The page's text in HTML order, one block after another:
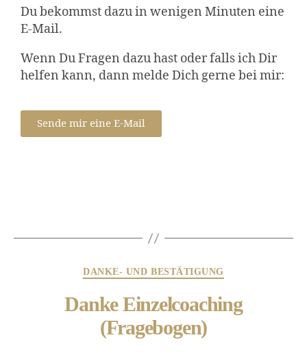
Du bekommst dazu in wenigen Minuten eine
E-Mail.
Wenn Du Fragen dazu hast oder falls ich Dir
helfen kann, dann melde Dich gerne bei mir:
Sende mir eine E-Mail
DANKE- UND BESTÄTIGUNG
Danke Einzelcoaching
(Fragebogen)